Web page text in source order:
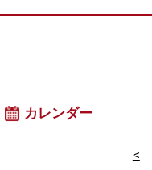
カレンダー
<